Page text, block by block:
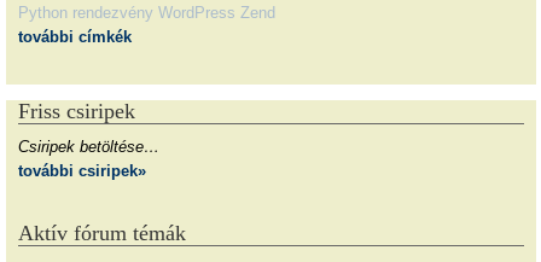
Python rendezvény WordPress Zend
további címkék
Friss csiripek
Csiripek betöltése…
további csiripek»
Aktív fórum témák